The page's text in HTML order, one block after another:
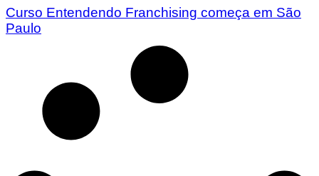
Curso Entendendo Franchising começa em São
Paulo